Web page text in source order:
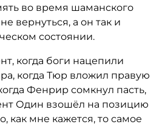
во время шаманского
вернуться, а он так и
состоянии.
когда боги нацепили
когда Тюр вложил правую
Фенрир сомкнул пасть,
Один взошёл на позицию
как мне кажется, то самое